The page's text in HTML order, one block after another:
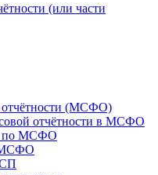
(или части
отчётности (МСФО)
отчётности в МСФО
по МСФО
МСФО